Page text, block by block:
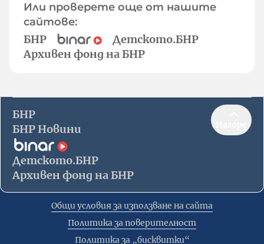
Или проверете още от нашите
сайтове:
БНР
Детското.БНР
Архивен фонд на БНР
БНР
БНР Новини
Детското.БНР
Архивен фонд на БНР
Общи условия за използване на сайта
Политика за поверителност
Политика за „бисквитки“